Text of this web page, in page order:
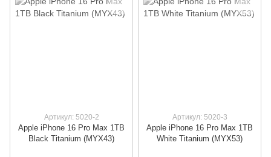
Артикул: 5020-2
Apple iPhone 16 Pro Max 1TB
Black Titanium (MYX43)
Артикул: 5020-3
Apple iPhone 16 Pro Max 1TB
White Titanium (MYX53)